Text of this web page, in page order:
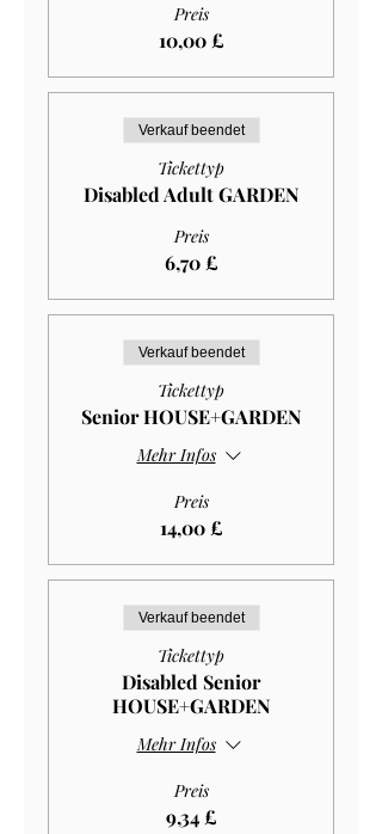
Preis
10,00 £
Verkauf beendet
Tickettyp
Disabled Adult GARDEN
Preis
6,70 £
Verkauf beendet
Tickettyp
Senior HOUSE+GARDEN
Mehr Infos
Preis
14,00 £
Verkauf beendet
Tickettyp
Disabled Senior
HOUSE+GARDEN
Mehr Infos
Preis
9,34 £